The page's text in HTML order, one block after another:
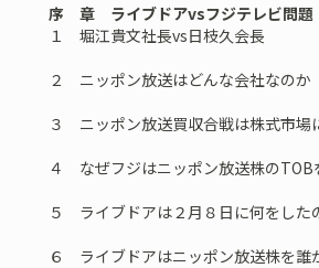
序 章 ライブドアvsフジテレビ問題
１ 堀江貴文社長vs日枝久会長
２ ニッポン放送はどんな会社なのか
３ ニッポン放送買収合戦は株式市場
４ なぜフジはニッポン放送株のTOB
５ ライブドアは２月８日に何をした
６ ライブドアはニッポン放送株を誰